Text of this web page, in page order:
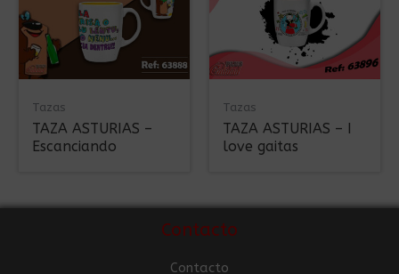
Tazas
TAZA ASTURIAS –
Escanciando
Tazas
TAZA ASTURIAS – I
love gaitas
Contacto
Contacto